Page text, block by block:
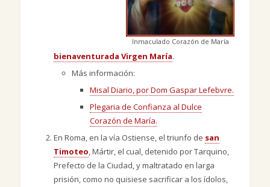
Inmaculado Corazón de María
bienaventurada Virgen María.
Más información:
Misal Diario, por Dom Gaspar Lefebvre.
Plegaria de Confianza al Dulce
Corazón de María.
En Roma, en la vía Ostiense, el triunfo de san
Timoteo, Mártir, el cual, detenido por Tarquino,
Prefecto de la Ciudad, y maltratado en larga
prisión, como no quisiese sacrificar a los ídolos,